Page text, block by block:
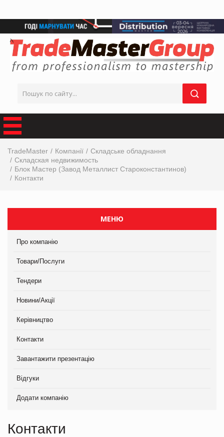
TradeMaster Компанії
Складське обладнання
Складская недвижимость
Блок Мастер (Завод Металлист Староконстантинов)
Контакти
МЕНЮ
Про компанію
Товари/Послуги
Тендери
Новини/Акції
Керівництво
Контакти
Завантажити презентацію
Відгуки
Додати компанію
Контакти